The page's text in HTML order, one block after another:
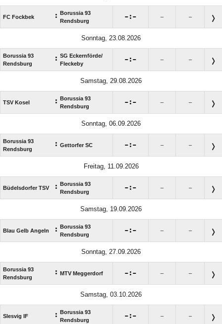
FC Fockbek :
Borussia 93
Rendsburg
: – –
Sonntag, 23.08.2026
Borussia 93
Rendsburg
: SG Eckernförde/​
Fleckeby
: – –
Samstag, 29.08.2026
TSV Kosel :
Borussia 93
Rendsburg
: – –
Sonntag, 06.09.2026
Borussia 93
Rendsburg
: Gettorfer SC : – –
Freitag, 11.09.2026
Büdelsdorfer TSV :
Borussia 93
Rendsburg
: – –
Samstag, 19.09.2026
Blau Gelb Angeln :
Borussia 93
Rendsburg
: – –
Sonntag, 27.09.2026
Borussia 93
Rendsburg
: MTV Meggerdorf : – –
Samstag, 03.10.2026
Slesvig IF :
Borussia 93
Rendsburg
: – –